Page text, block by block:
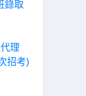
錄取
理
招考)